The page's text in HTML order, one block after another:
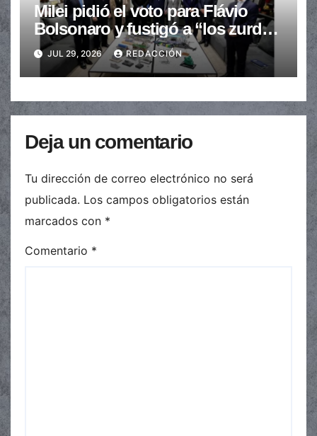
Milei pidió el voto para Flávio
Bolsonaro y fustigó a “los zurdos
de mierda”
JUL 29, 2026 REDACCIÓN
Deja un comentario
Tu dirección de correo electrónico no será
publicada. Los campos obligatorios están
marcados con *
Comentario *